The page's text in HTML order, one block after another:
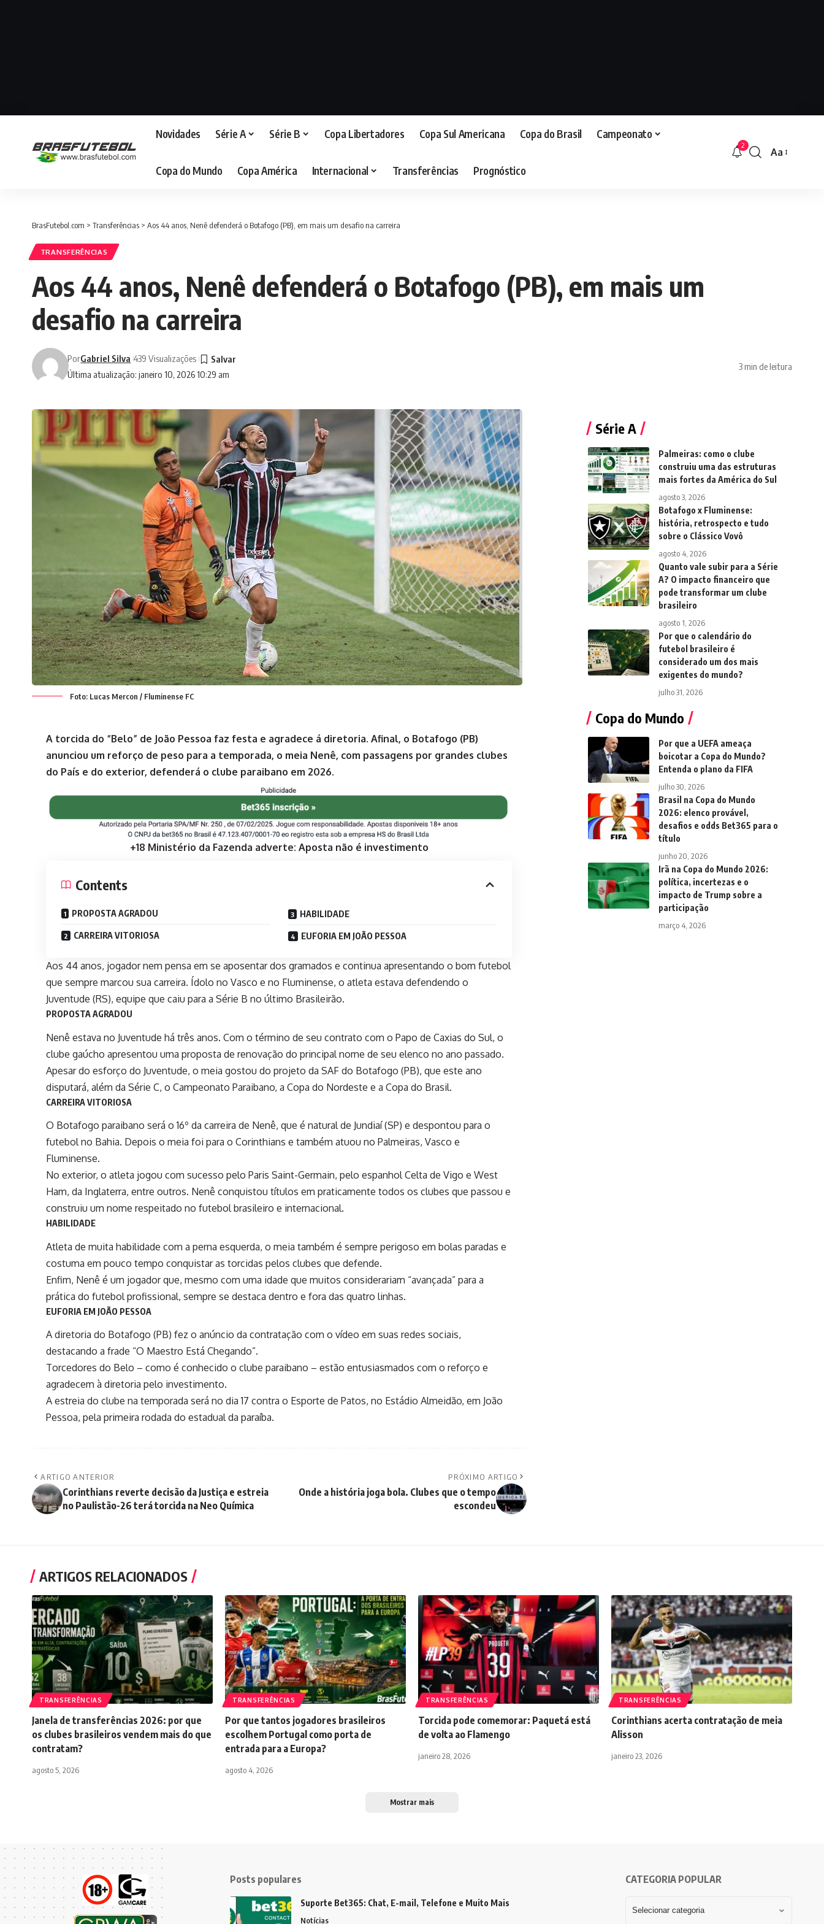
Novidades Série A Série B Copa Libertadores Copa Sul Americana Copa do Brasil Campeonato
Copa do Mundo Copa América Internacional Transferências Prognóstico
2
Aa
BrasFutebol.com > Transferências > Aos 44 anos, Nenê defenderá o Botafogo (PB), em mais um desafio na carreira
TRANSFERÊNCIAS
Aos 44 anos, Nenê defenderá o Botafogo (PB), em mais um
desafio na carreira
Última atualização: janeiro 10, 2026 10:29 am
PorGabriel Silva 439 Visualizações
3 min de leitura
Foto: Lucas Mercon / Fluminense FC
A torcida do “Belo” de João Pessoa faz festa e agradece á diretoria. Afinal, o Botafogo (PB)
anunciou um reforço de peso para a temporada, o meia Nenê, com passagens por grandes clubes
do País e do exterior, defenderá o clube paraibano em 2026.
+18 Ministério da Fazenda adverte: Aposta não é investimento
Contents
PROPOSTA AGRADOU
CARREIRA VITORIOSA
HABILIDADE
EUFORIA EM JOÃO PESSOA
Aos 44 anos, jogador nem pensa em se aposentar dos gramados e continua apresentando o bom futebol
que sempre marcou sua carreira. Ídolo no Vasco e no Fluminense, o atleta estava defendendo o
Juventude (RS), equipe que caiu para aSérie B no último Brasileirão.
PROPOSTA AGRADOU
Nenê estava no Juventude há três anos. Com o término de seu contrato com o Papo de Caxias do Sul, o
clube gaúcho apresentou uma proposta de renovação do principal nome de seu elenco no ano passado.
Apesar do esforço do Juventude, o meia gostou do projeto da SAF do Botafogo (PB), que este ano
disputará, além da Série C, o Campeonato Paraibano, a Copa do Nordeste e a Copa do Brasil.
CARREIRA VITORIOSA
O Botafogo paraibano será o 16º da carreira de Nenê, que é natural de Jundiaí (SP) e despontou para o
futebol no Bahia. Depois o meia foi para o Corinthians e tambématuou no Palmeiras, Vasco e
Fluminense.
No exterior, o atleta jogou com sucesso pelo Paris Saint-Germain, pelo espanhol Celta de Vigo e West
Ham, da Inglaterra, entre outros. Nenê conquistou títulos em praticamente todos os clubes que passou e
construiu um nome respeitado no futebol brasileiro e internacional.
HABILIDADE
Atleta de muita habilidade com a perna esquerda, o meia também é sempre perigoso em bolas paradas e
costuma em pouco tempo conquistar as torcidas pelos clubes que defende.
Enfim, Nenê é um jogador que, mesmo com uma idade que muitos considerariam “avançada” para a
prática do futebol profissional, sempre se destaca dentro e fora das quatro linhas.
EUFORIA EM JOÃO PESSOA
A diretoria do Botafogo (PB) fez o anúncio da contratação com o vídeo em suas redes sociais,
destacando a frade “O Maestro Está Chegando”.
Torcedores do Belo – como é conhecido o clube paraibano – estão entusiasmados com o reforço e
agradecem à diretoria pelo investimento.
A estreia do clube na temporada será no dia 17 contra o Esporte de Patos, no Estádio Almeidão, em João
Pessoa, pela primeira rodada do estadual da paraíba.
ARTIGO ANTERIOR
Corinthians reverte decisão da Justiça e estreia
no Paulistão-26 terá torcida na Neo Química
PRÓXIMO ARTIGO
Onde a história joga bola. Clubes que o tempo
escondeu
Série A
Palmeiras: como o clube
construiu uma das estruturas
mais fortes da América do Sul
agosto 3, 2026
Botafogo x Fluminense:
história, retrospecto e tudo
sobre o Clássico Vovô
agosto 4, 2026
Quanto vale subir para a Série
A? O impacto financeiro que
pode transformar um clube
brasileiro
agosto 1, 2026
Por que o calendário do
futebol brasileiro é
considerado um dos mais
exigentes do mundo?
julho 31, 2026
Copa do Mundo
Por que a UEFA ameaça
boicotar a Copa do Mundo?
Entenda o plano da FIFA
julho 30, 2026
Brasil na Copa do Mundo
2026: elenco provável,
desafios e odds Bet365 para o
título
junho 20, 2026
Irã na Copa do Mundo 2026:
política, incertezas e o
impacto de Trump sobre a
participação
março 4, 2026
ARTIGOS RELACIONADOS
TRANSFERÊNCIAS
Janela de transferências 2026: por que
os clubes brasileiros vendem mais do que
contratam?
agosto 5, 2026
TRANSFERÊNCIAS
Por que tantos jogadores brasileiros
escolhem Portugal como porta de
entrada para a Europa?
agosto 4, 2026
TRANSFERÊNCIAS
Torcida pode comemorar: Paquetá está
de volta ao Flamengo
janeiro 28, 2026
TRANSFERÊNCIAS
Corinthians acerta contratação de meia
Alisson
janeiro 23, 2026
Mostrar mais
Posts populares
Suporte Bet365: Chat, E-mail, Telefone e Muito Mais
Notícias
CATEGORIA POPULAR